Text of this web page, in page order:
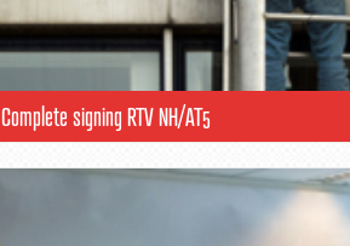
Complete signing RTV NH/AT5